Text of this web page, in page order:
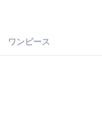
ワンピース